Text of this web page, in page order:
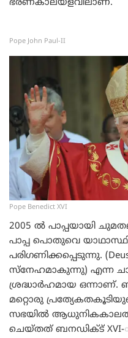
ഭരണകാലയളവിലാണ്.
Pope John Paul-II
Pope Benedict XVI
2005 ല്‍ പാപ്പയായി
പാപ്പ പൊതുവെ
പരിഗണിക്കപ്പെടുന്നു.
സ്നേഹമാകുന്നു) എന്ന
ശ്രദ്ധാര്‍ഹമായ ഒന്നാണ്.
മറ്റൊരു
സഭയില്‍ ആധുനികകാലത്ത്
ചെയ്തത് ബനഡിക്ട്